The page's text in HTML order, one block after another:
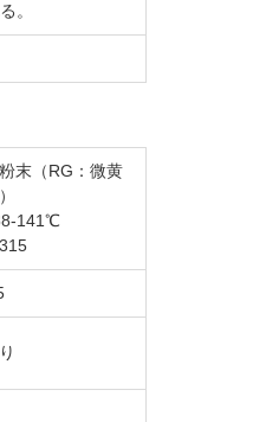
。
末（RG：微黄
141℃